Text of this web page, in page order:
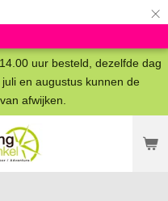
×
uur besteld, dezelfde dag
en augustus kunnen de
afwijken.